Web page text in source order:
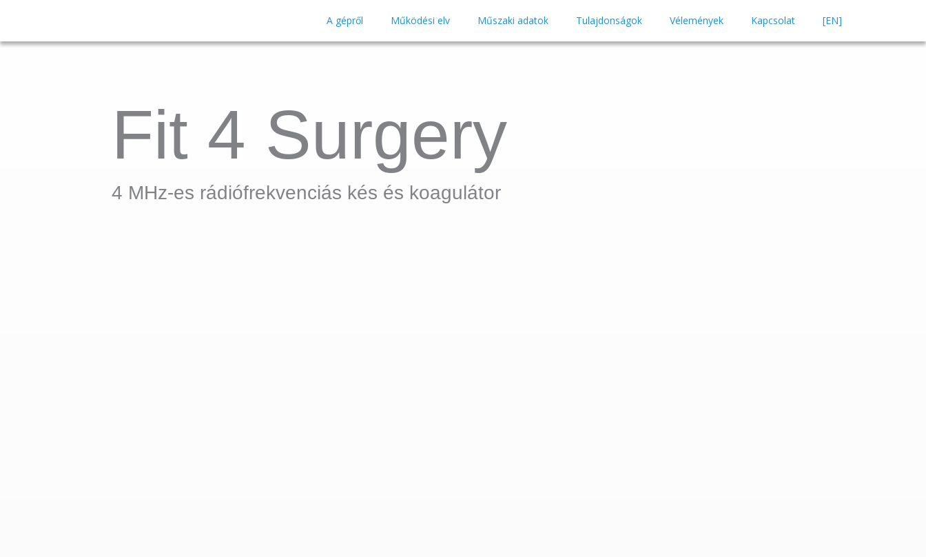
A gépről Működési elv Műszaki adatok Tulajdonságok Vélemények Kapcsolat [EN]
Fit 4 Surgery
4 MHz-es rádiófrekvenciás kés és koagulátor